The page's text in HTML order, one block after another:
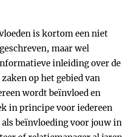
is kortom een niet
maar wel
inleiding over de
op het gebied van
wordt beïnvloed en
in principe voor iedereen
beïnvloeding voor jouw in